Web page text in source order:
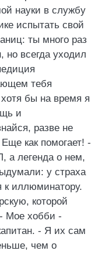
науки в службу
испытать свой
ты много раз
но всегда уходил
тебя
бы на время я
и
разве не
как помогает! -
а легенда о нем,
у страха
к иллюминатору.
которой
Мое хобби -
- Я их сам
чем о